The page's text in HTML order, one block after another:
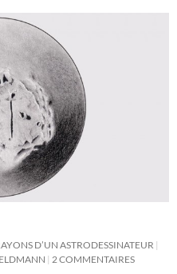
D’UN ASTRODESSINATEUR
2 COMMENTAIRES